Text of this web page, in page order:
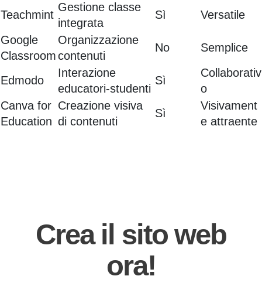
Teachmint
Gestione classe
integrata
Sì
Versatile
Google
Classroom
Organizzazione
contenuti
No Semplice
Edmodo
Interazione
educatori-studenti
Sì
Collaborativ
o
Canva for
Education
Creazione visiva
di contenuti
Sì
Visivament
e attraente
Crea il sito web
ora!